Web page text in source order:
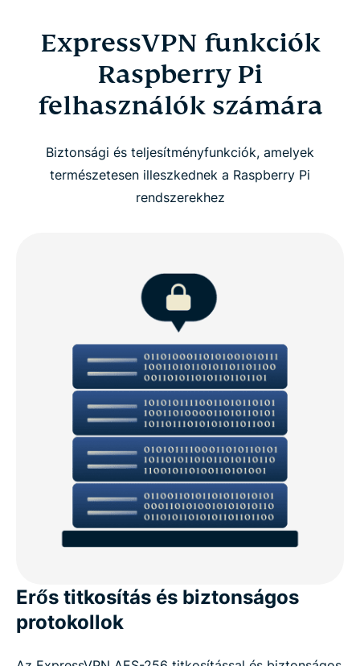
ExpressVPN funkciók
Raspberry Pi
felhasználók számára
Biztonsági és teljesítményfunkciók, amelyek
természetesen illeszkednek a Raspberry Pi
rendszerekhez
Erős titkosítás és biztonságos
protokollok